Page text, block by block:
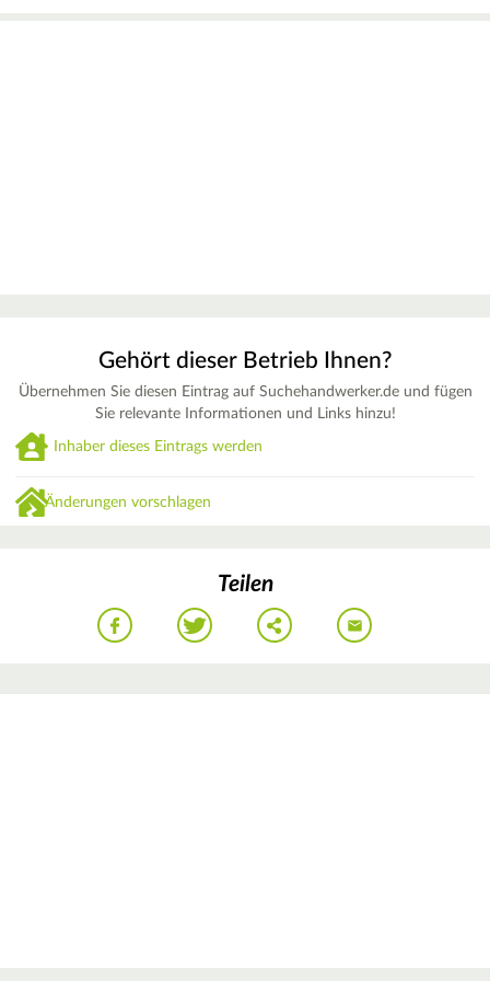
Gehört dieser Betrieb Ihnen?
Übernehmen Sie diesen Eintrag auf Suchehandwerker.de und fügen
Sie relevante Informationen und Links hinzu!
Inhaber dieses Eintrags werden
Änderungen vorschlagen
Teilen